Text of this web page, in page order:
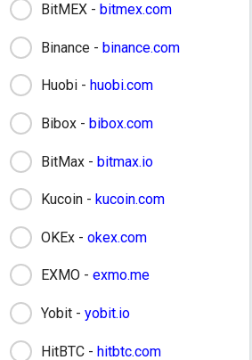
BitMEX - bitmex.com
Binance - binance.com
Huobi - huobi.com
Bibox - bibox.com
BitMax - bitmax.io
Kucoin - kucoin.com
OKEx - okex.com
EXMO - exmo.me
Yobit - yobit.io
HitBTC - hitbtc.com